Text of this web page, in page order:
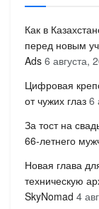
Как в
перед новым
Ads 6 августа,
Цифровая
от чужих глаз 6
За тост на
66-летнего
Новая глава
техническую
SkyNomad 4